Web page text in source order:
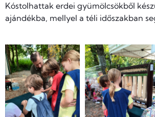
Kóstolhattak erdei gyümölcsökből
ajándékba, mellyel a téli időszakban